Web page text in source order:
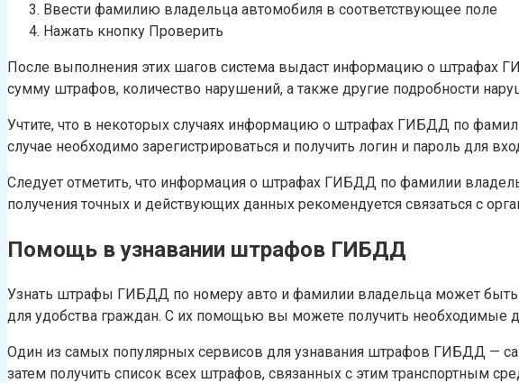
Ввести фамилию владельца автомобиля в соответствующее поле
Нажать кнопку Проверить
После выполнения этих шагов система выдаст информацию о штрафах
сумму штрафов, количество нарушений, а также другие подробности
Учтите, что в некоторых случаях информацию о штрафах ГИБДД по
случае необходимо зарегистрироваться и получить логин и пароль для
Следует отметить, что информация о штрафах ГИБДД по фамилии
получения точных и действующих данных рекомендуется связаться с
Помощь в узнавании штрафов ГИБДД
Узнать штрафы ГИБДД по номеру авто и фамилии владельца может
для удобства граждан. С их помощью вы можете получить необходимые
Один из самых популярных сервисов для узнавания штрафов ГИБДД —
затем получить список всех штрафов, связанных с этим транспортным